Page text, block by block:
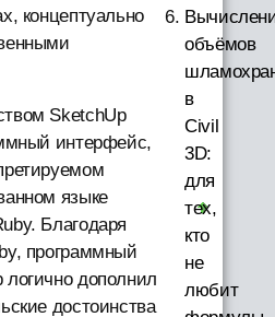
концептуально
SketchUp
интерфейс,
языке
Благодаря
программный
дополнил
достоинства
объёмов
в
Civil
3D:
для
тех,
кто
не
любит